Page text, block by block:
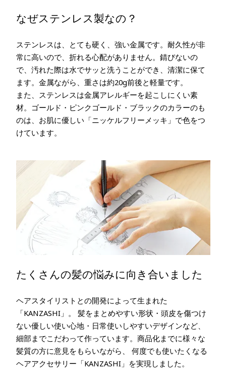
なぜステンレス製なの？
ステンレスは、とても硬く、強い金属です。耐久性が非
常に高いので、折れる心配がありません。錆びないの
で、汚れた際は水でサッと洗うことができ、清潔に保て
ます。金属ながら、重さは約20g前後と軽量です。
また、ステンレスは金属アレルギーを起こしにくい素
材。ゴールド・ピンクゴールド・ブラックのカラーのも
のは、お肌に優しい「ニッケルフリーメッキ」で色をつ
けています。
たくさんの髪の悩みに向き合いました
ヘアスタイリストとの開発によって生まれた
「KANZASHI」。 髪をまとめやすい形状・頭皮を傷つけ
ない優しい使い心地・日常使いしやすいデザインなど、
細部までこだわって作っています。商品化までに様々な
髪質の方に意見をもらいながら、 何度でも使いたくなる
ヘアアクセサリー「KANZASHI」を実現しました。